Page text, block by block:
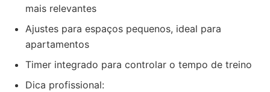
mais relevantes
Ajustes para espaços pequenos, ideal para
apartamentos
Timer integrado para controlar o tempo de treino
Dica profissional: